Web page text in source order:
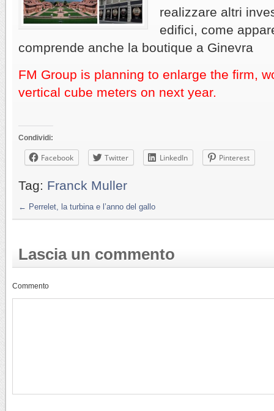
realizzare altri
edifici, come
comprende anche la boutique a Ginevra
FM Group is planning to enlarge the firm,
vertical cube meters on next year.
Condividi:
Facebook Twitter LinkedIn Pinterest
Tag: Franck Muller
← Perrelet, la turbina e l’anno del gallo
Lascia un commento
Commento